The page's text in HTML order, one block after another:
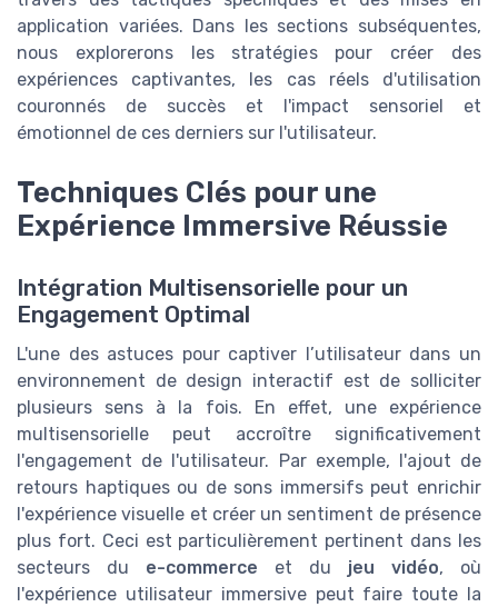
application variées. Dans les sections subséquentes,
nous explorerons les stratégies pour créer des
expériences captivantes, les cas réels d'utilisation
couronnés de succès et l'impact sensoriel et
émotionnel de ces derniers sur l'utilisateur.
Techniques Clés pour une
Expérience Immersive Réussie
Intégration Multisensorielle pour un
Engagement Optimal
L'une des astuces pour captiver l’utilisateur dans un
environnement de design interactif est de solliciter
plusieurs sens à la fois. En effet, une expérience
multisensorielle peut accroître significativement
l'engagement de l'utilisateur. Par exemple, l'ajout de
retours haptiques ou de sons immersifs peut enrichir
l'expérience visuelle et créer un sentiment de présence
plus fort. Ceci est particulièrement pertinent dans les
secteurs du e-commerce et du jeu vidéo, où
l'expérience utilisateur immersive peut faire toute la